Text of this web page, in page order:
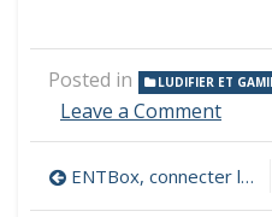
Posted in LUDIFIER ET
Leave a Commenton
Navigation
ENTBox, connecter les élèves en classe sans Internet